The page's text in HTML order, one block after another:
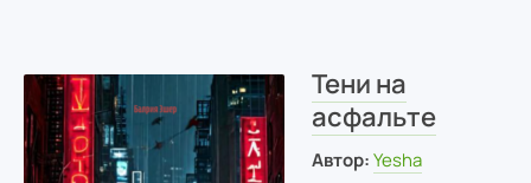
Тени на
асфальте
Автор: Yesha